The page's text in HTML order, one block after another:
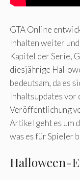
GTA Online
Inhalten weiter
Kapitel der Serie,
diesjährige
bedeutsam, da es
Inhaltsupdates
Veröffentlichung
Artikel geht es um
was es für Spieler
Halloween-